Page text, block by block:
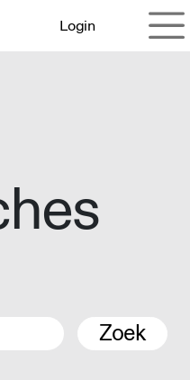
Login
Zoek